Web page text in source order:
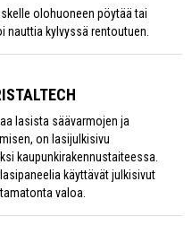
olohuoneen pöytää tai
nauttia kylvyssä rentoutuen.
lasista säävarmojen ja
on lasijulkisivu
kaupunkirakennustaiteessa.
käyttävät julkisivut
valoa.